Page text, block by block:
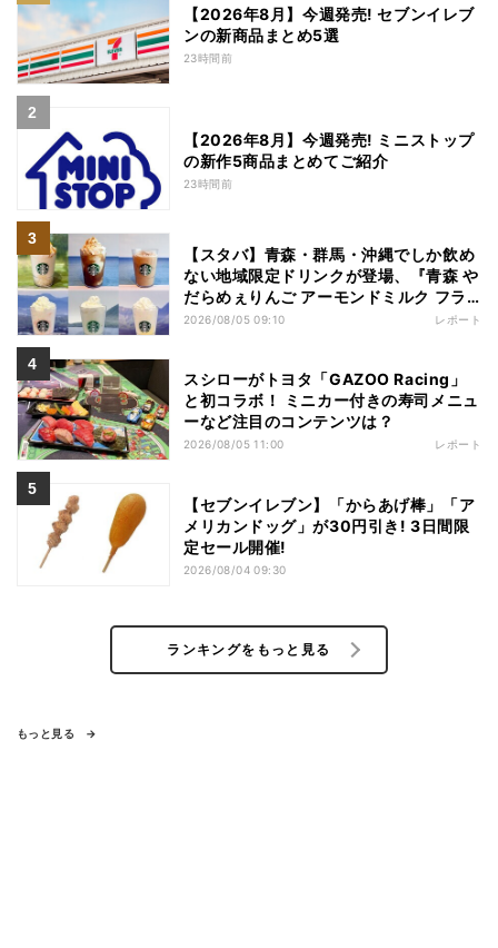
【2026年8月】今週発売! セブンイレブ
ンの新商品まとめ5選
23時間前
【2026年8月】今週発売! ミニストップ
の新作5商品まとめてご紹介
23時間前
【スタバ】青森・群馬・沖縄でしか飲め
ない地域限定ドリンクが登場、『青森 や
だらめぇりんご アーモンドミルク フラ
ペチーノ』など6種を本気レビュー
2026/08/05 09:10 レポート
スシローがトヨタ「GAZOO Racing」
と初コラボ！ ミニカー付きの寿司メニュ
ーなど注目のコンテンツは？
2026/08/05 11:00 レポート
【セブンイレブン】「からあげ棒」「ア
メリカンドッグ」が30円引き! 3日間限
定セール開催!
2026/08/04 09:30
ランキングをもっと見る
もっと見る